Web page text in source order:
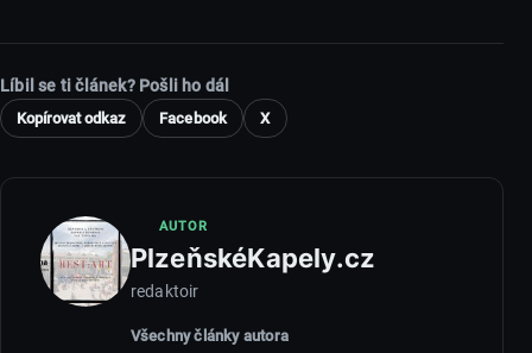
Líbil se ti článek? Pošli ho dál
Kopírovat odkaz Facebook X
AUTOR
PlzeňskéKapely.cz
redaktoir
Všechny články autora